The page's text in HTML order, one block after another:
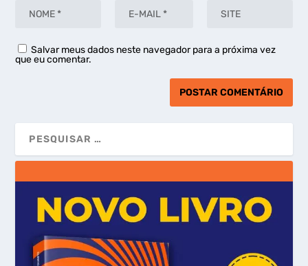
Salvar meus dados neste navegador para a próxima vez
que eu comentar.